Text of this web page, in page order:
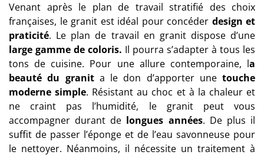
Venant après le plan de travail stratifié des choix
françaises, le granit est idéal pour concéder design et
praticité. Le plan de travail en granit dispose d’une
large gamme de coloris. Il pourra s’adapter à tous les
tons de cuisine. Pour une allure contemporaine, la
beauté du granita le don d’apporter une touche
moderne simple. Résistant au choc et à la chaleur et
ne craint pas l’humidité, le granit peut vous
accompagner durant de longues années. De plus il
suffit de passer l’éponge et de l’eau savonneuse pour
le nettoyer. Néanmoins, il nécessite un traitement à